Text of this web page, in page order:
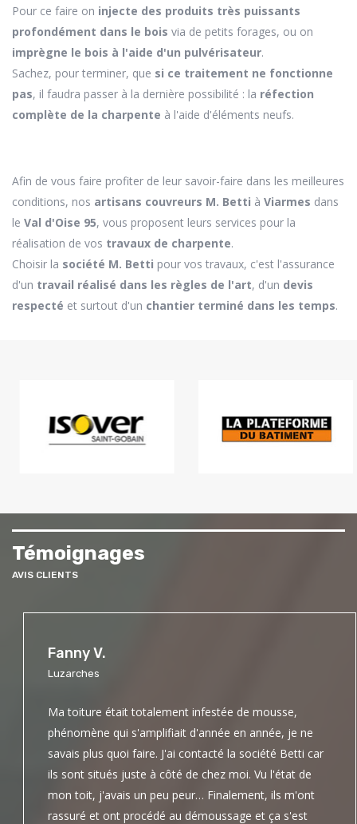
Pour ce faire on injecte des produits très puissants
profondément dans le bois via de petits forages, ou on
imprègne le bois à l'aide d'un pulvérisateur.
Sachez, pour terminer, que si ce traitement ne fonctionne
pas, il faudra passer à la dernière possibilité : la réfection
complète de la charpente à l'aide d'éléments neufs.
Afin de vous faire profiter de leur savoir-faire dans les meilleures
conditions, nos artisans couvreurs M. Betti à Viarmes dans
le Val d'Oise 95, vous proposent leurs services pour la
réalisation de vos travaux de charpente.
Choisir la société M. Betti pour vos travaux, c'est l'assurance
d'un travail réalisé dans les règles de l'art, d'un devis
respecté et surtout d'un chantier terminé dans les temps.
Témoignages
AVIS CLIENTS
Fanny V.
Luzarches
Ma toiture était totalement infestée de mousse,
phénomène qui s'amplifiait d'année en année, je ne
savais plus quoi faire. J'ai contacté la société Betti car
ils sont situés juste à côté de chez moi. Vu l'état de
mon toit, j'avais un peu peur… Finalement, ils m'ont
rassuré et ont procédé au démoussage et ça s'est